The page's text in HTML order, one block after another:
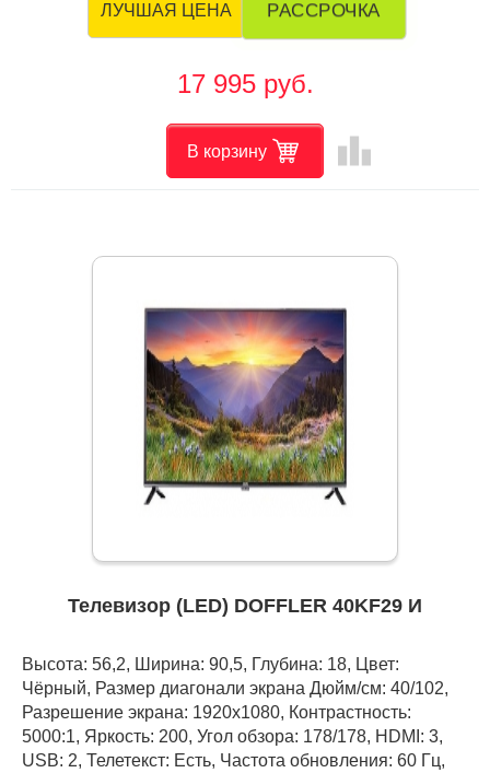
ЛУЧШАЯ ЦЕНА РАССРОЧКА
17 995 руб.
В корзину leaderboard
Телевизор (LED) DOFFLER 40KF29 И
Высота: 56,2, Ширина: 90,5, Глубина: 18, Цвет:
Чёрный, Размер диагонали экрана Дюйм/см: 40/102,
Разрешение экрана: 1920x1080, Контрастность:
5000:1, Яркость: 200, Угол обзора: 178/178, HDMI: 3,
USB: 2, Телетекст: Есть, Частота обновления: 60 Гц,